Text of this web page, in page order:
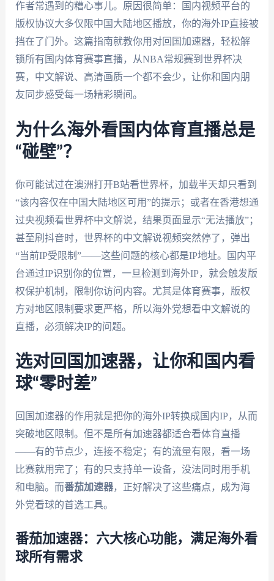
作者常遇到的糟心事儿。原因很简单：国内视频平台的
版权协议大多仅限中国大陆地区播放，你的海外IP直接被
挡在了门外。这篇指南就教你用对回国加速器，轻松解
锁所有国内体育赛事直播，从NBA常规赛到世界杯决
赛，中文解说、高清画质一个都不会少，让你和国内朋
友同步感受每一场精彩瞬间。
为什么海外看国内体育直播总是
“碰壁”？
你可能试过在澳洲打开B站看世界杯，加载半天却只看到
“该内容仅在中国大陆地区可用”的提示；或者在香港想通
过央视频看世界杯中文解说，结果页面显示“无法播放”；
甚至刷抖音时，世界杯的中文解说视频突然停了，弹出
“当前IP受限制”——这些问题的核心都是IP地址。国内平
台通过IP识别你的位置，一旦检测到海外IP，就会触发版
权保护机制，限制你访问内容。尤其是体育赛事，版权
方对地区限制要求更严格，所以海外党想看中文解说的
直播，必须解决IP的问题。
选对回国加速器，让你和国内看
球“零时差”
回国加速器的作用就是把你的海外IP转换成国内IP，从而
突破地区限制。但不是所有加速器都适合看体育直播
——有的节点少，连接不稳定；有的流量有限，看一场
比赛就用完了；有的只支持单一设备，没法同时用手机
和电脑。而番茄加速器，正好解决了这些痛点，成为海
外党看球的首选工具。
番茄加速器：六大核心功能，满足海外看
球所有需求